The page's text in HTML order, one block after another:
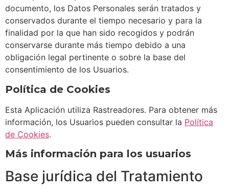
documento, los Datos Personales serán tratados y
conservados durante el tiempo necesario y para la
finalidad por la que han sido recogidos y podrán
conservarse durante más tiempo debido a una
obligación legal pertinente o sobre la base del
consentimiento de los Usuarios.
Política de Cookies
Esta Aplicación utiliza Rastreadores. Para obtener más
información, los Usuarios pueden consultar la Política
de Cookies.
Más información para los usuarios
Base jurídica del Tratamiento